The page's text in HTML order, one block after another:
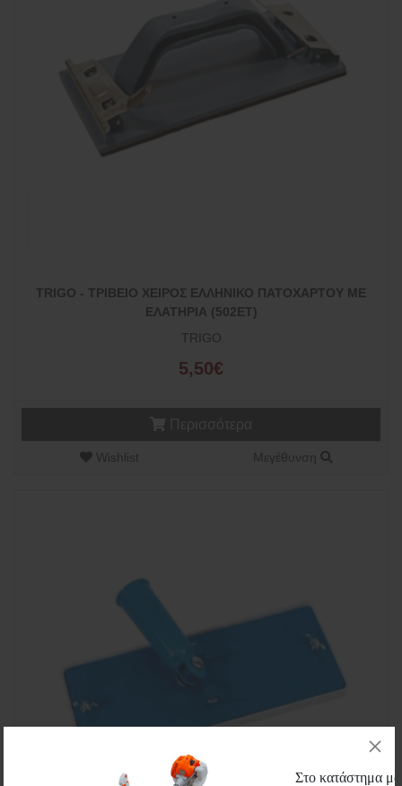
TRIGO - ΤΡΙΒΕΙΟ ΧΕΙΡΟΣ ΕΛΛΗΝΙΚΟ ΠΑΤΟΧΑΡΤΟΥ ΜΕ
ΕΛΑΤΗΡΙΑ (502ΕΤ)
TRIGO
5,50€
Wishlist Μεγέθυνση
Στο κατάστημα